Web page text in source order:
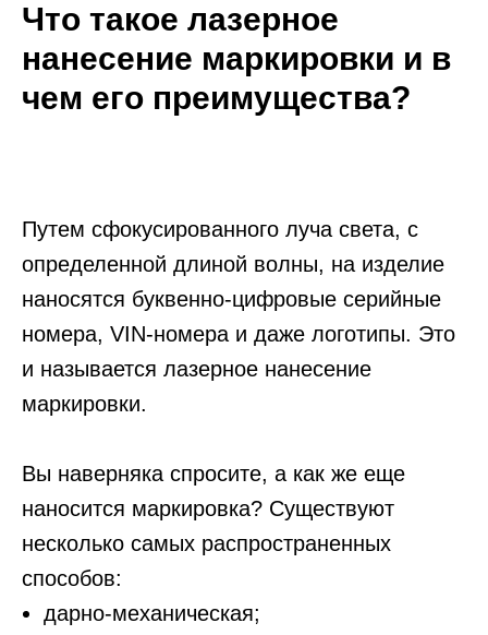
Что такое лазерное
нанесение маркировки и в
чем его преимущества?
Путем сфокусированного луча света, с
определенной длиной волны, на изделие
наносятся буквенно-цифровые серийные
номера, VIN-номера и даже логотипы. Это
и называется лазерное нанесение
маркировки.
Вы наверняка спросите, а как же еще
наносится маркировка? Существуют
несколько самых распространенных
способов:
дарно-механическая;